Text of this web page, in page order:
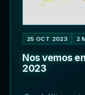
25 OCT 2023 2
Nos vemos
2023